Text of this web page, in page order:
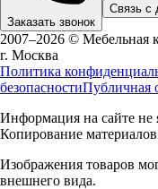
Заказать звонок
Связь с
2007–2026 © Мебельная
г. Москва
Политика
безопасностиПубличная
Информация на сайте не
Копирование
Изображения товаров
внешнего вида.